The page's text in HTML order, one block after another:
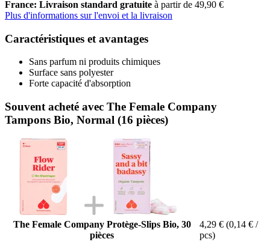
France: Livraison standard gratuite à partir de 49,90 €
Plus d'informations sur l'envoi et la livraison
Caractéristiques et avantages
Sans parfum ni produits chimiques
Surface sans polyester
Forte capacité d'absorption
Souvent acheté avec The Female Company
Tampons Bio, Normal (16 pièces)
The Female Company Protège-Slips Bio, 30
pièces
4,29 € (0,14 € /
pcs)